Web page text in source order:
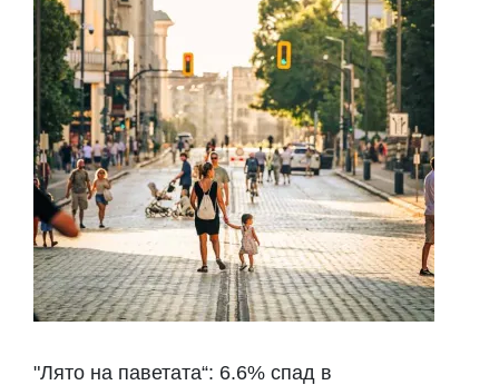
"Лято на паветата“: 6.6% спад в